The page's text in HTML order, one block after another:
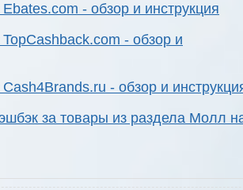
- обзор и инструкция
- обзор и
- обзор и
за товары из раздела Молл